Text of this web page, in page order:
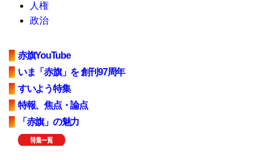
人権
政治
赤旗YouTube
いま「赤旗」を 創刊97周年
すいよう特集
特報、焦点・論点
「赤旗」の魅力